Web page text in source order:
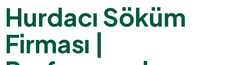
Hurdacı Söküm
Firması |